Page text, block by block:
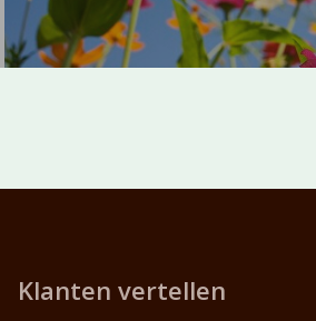
Klanten vertellen